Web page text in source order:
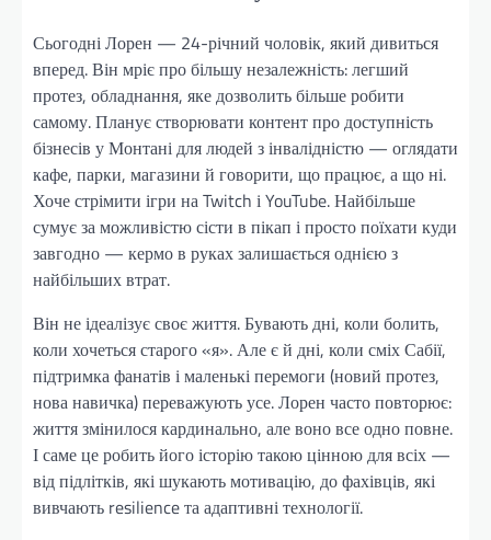
Сьогодні Лорен — 24-річний чоловік, який дивиться
вперед. Він мріє про більшу незалежність: легший
протез, обладнання, яке дозволить більше робити
самому. Планує створювати контент про доступність
бізнесів у Монтані для людей з інвалідністю — оглядати
кафе, парки, магазини й говорити, що працює, а що ні.
Хоче стрімити ігри на Twitch і YouTube. Найбільше
сумує за можливістю сісти в пікап і просто поїхати куди
завгодно — кермо в руках залишається однією з
найбільших втрат.
Він не ідеалізує своє життя. Бувають дні, коли болить,
коли хочеться старого «я». Але є й дні, коли сміх Сабії,
підтримка фанатів і маленькі перемоги (новий протез,
нова навичка) переважують усе. Лорен часто повторює:
життя змінилося кардинально, але воно все одно повне.
І саме це робить його історію такою цінною для всіх —
від підлітків, які шукають мотивацію, до фахівців, які
вивчають resilience та адаптивні технології.